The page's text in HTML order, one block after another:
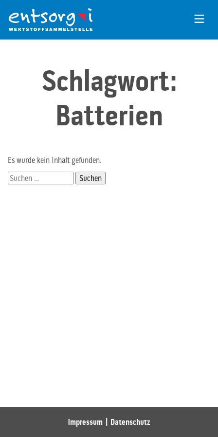
Inhalt
der
Seite
Schlagwort:
Batterien
Es wurde kein Inhalt gefunden.
Suchen
nach:
Impressum Datenschutz